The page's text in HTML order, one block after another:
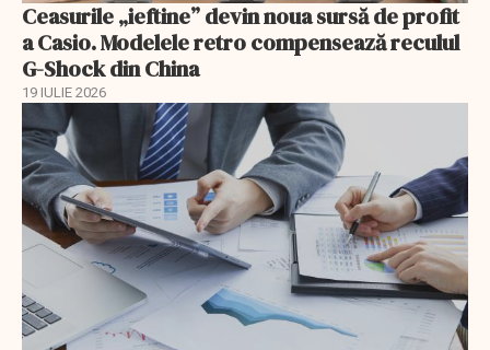
Ceasurile „ieftine” devin noua sursă de profit
a Casio. Modelele retro compensează reculul
G-Shock din China
19 IULIE 2026